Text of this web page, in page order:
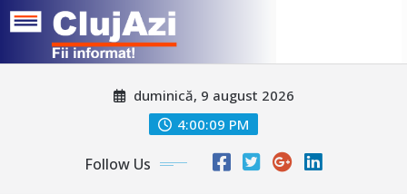
duminică, 9 august 2026
4:00:12 PM
Follow Us